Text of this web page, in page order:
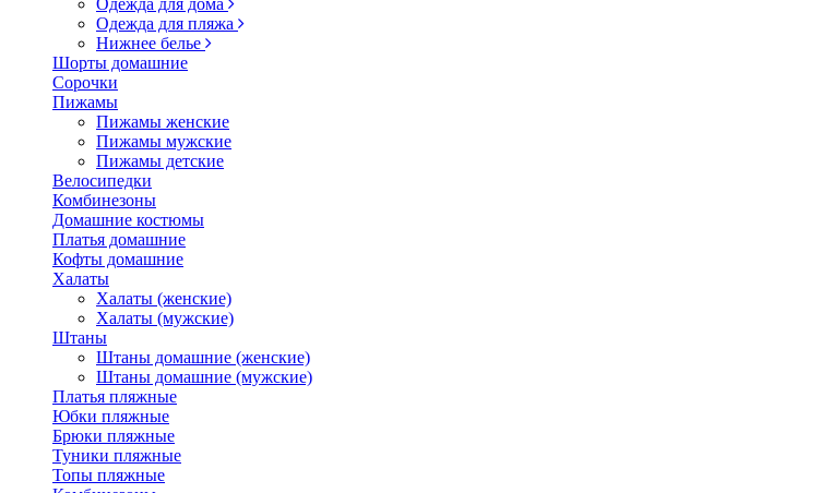
Одежда для дома
Одежда для пляжа
Нижнее белье
Шорты домашние
Сорочки
Пижамы
Пижамы женские
Пижамы мужские
Пижамы детские
Велосипедки
Комбинезоны
Домашние костюмы
Платья домашние
Кофты домашние
Халаты
Халаты (женские)
Халаты (мужские)
Штаны
Штаны домашние (женские)
Штаны домашние (мужские)
Платья пляжные
Юбки пляжные
Брюки пляжные
Туники пляжные
Топы пляжные